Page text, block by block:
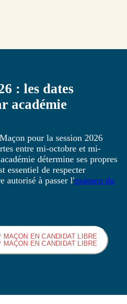
: les dates
académie
pour la session 2026
entre mi-octobre et mi-
détermine ses propres
essentiel de respecter
autorisé à passer l'examen du
MAÇON EN CANDIDAT LIBRE
MAÇON EN CANDIDAT LIBRE